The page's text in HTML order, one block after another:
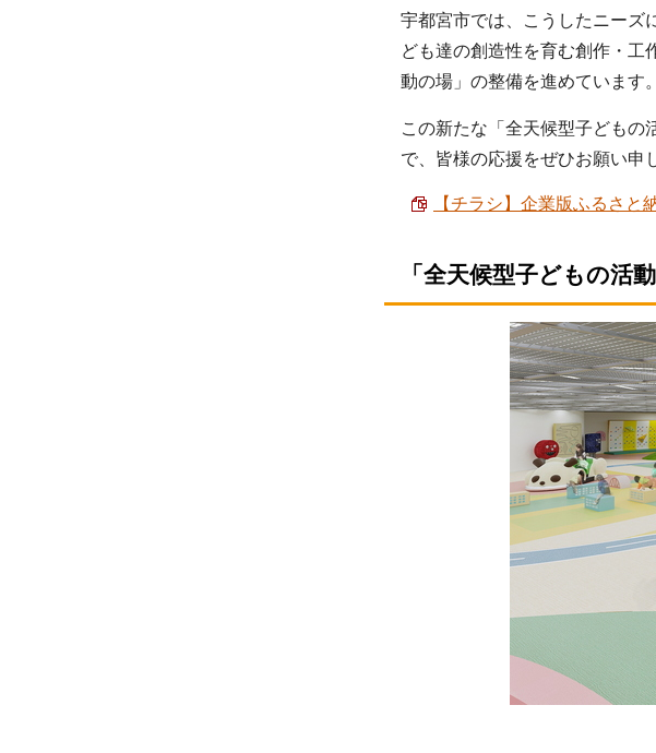
宇都宮市では、こうしたニーズ
ども達の創造性を育む創作・工
動の場」の整備を進めています。
この新たな「全天候型子どもの
で、皆様の応援をぜひお願い申
【チラシ】企業版ふるさと
「全天候型子どもの活